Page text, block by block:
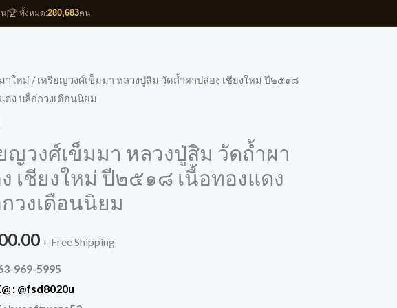
| 🏆 ทั้งหมด:280,683คน
มาใหม่ / เหรียญวงศ์เข็มมา หลวงปู่สิม วัดถ้ำผาปล่อง เชียงใหม่ ปี๒๕๑๘
ดง บล็อกวงเดือนนิยม
ญวงศ์เข็มมา หลวงปู่สิม วัดถ้ำผา
เชียงใหม่ ปี๒๕๑๘ เนื้อทองแดง
วงเดือนนิยม
+ Free Shipping
969-5995
: @fsd8020u